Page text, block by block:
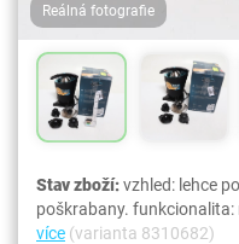
Reálná fotografie
Stav zboží:vzhled: lehce
poškrabany. funkcionalita:
více (varianta 8310682)